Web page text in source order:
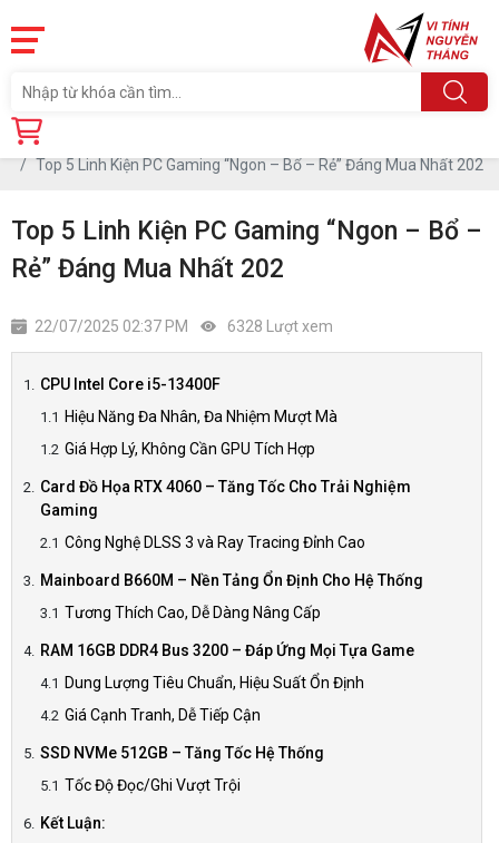
Trang chủ
Top 5 Linh Kiện PC Gaming “Ngon – Bổ – Rẻ” Đáng Mua Nhất 202
Top 5 Linh Kiện PC Gaming “Ngon – Bổ –
Rẻ” Đáng Mua Nhất 202
22/07/2025 02:37 PM 6328 Lượt xem
CPU Intel Core i5-13400F
Hiệu Năng Đa Nhân, Đa Nhiệm Mượt Mà
Giá Hợp Lý, Không Cần GPU Tích Hợp
Card Đồ Họa RTX 4060 – Tăng Tốc Cho Trải Nghiệm
Gaming
Công Nghệ DLSS 3 và Ray Tracing Đỉnh Cao
Mainboard B660M – Nền Tảng Ổn Định Cho Hệ Thống
Tương Thích Cao, Dễ Dàng Nâng Cấp
RAM 16GB DDR4 Bus 3200 – Đáp Ứng Mọi Tựa Game
Dung Lượng Tiêu Chuẩn, Hiệu Suất Ổn Định
Giá Cạnh Tranh, Dễ Tiếp Cận
SSD NVMe 512GB – Tăng Tốc Hệ Thống
Tốc Độ Đọc/Ghi Vượt Trội
Kết Luận: